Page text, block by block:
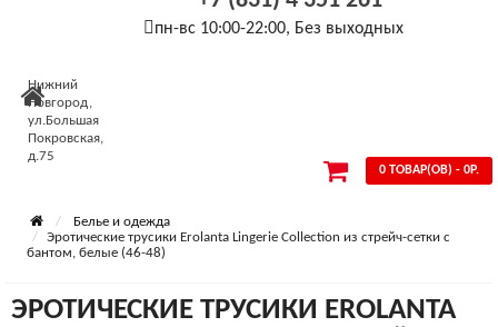
Конфиденциальность
пн-вс 10:00-22:00, Без выходных
Нижний
Новгород,
ул.Большая
Покровская,
д.75
0 ТОВАР(ОВ) - 0Р.
Белье и одежда
Эротические трусики Erolanta Lingerie Collection из стрейч-сетки с
бантом, белые (46-48)
ЭРОТИЧЕСКИЕ ТРУСИКИ EROLANTA